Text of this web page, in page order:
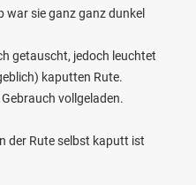
war sie ganz ganz dunkel
getauscht, jedoch leuchtet
kaputten Rute.
vollgeladen.
der Rute selbst kaputt ist